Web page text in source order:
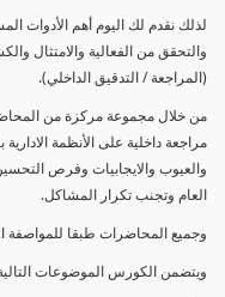
لذلك نقدم لك اليوم أهم الأدوات
والتحقق من الفعالية والامتثال
(المراجعة / التدقيق الداخلي).
من خلال مجموعة مركزة من
مراجعة داخلية على الأنظمة
والعيوب والايجابيات وفرص
العام وتجنب تكرار المشاكل.
وجميع المحاضرات طبقا للمواصفة
ويتضمن الكورس الموضوعات